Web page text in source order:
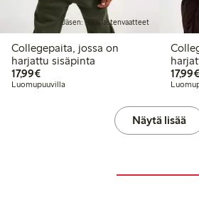
Jäsen: -25% lastenvaatteet
Collegepaita, jossa on
harjattu sisäpinta
17,99€17,99 €
Luomupuuvilla
17,99€
Näytä lisää